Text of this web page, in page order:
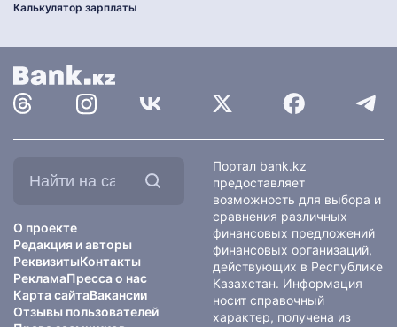
Калькулятор зарплаты
О проекте
Редакция и авторы
РеквизитыКонтакты
РекламаПресса о нас
Карта сайтаВакансии
Отзывы пользователей
Портал bank.kz
предоставляет
возможность для выбора и
сравнения различных
финансовых предложений
финансовых организаций,
действующих в Республике
Казахстан. Информация
носит справочный
характер, получена из